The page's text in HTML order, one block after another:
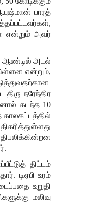
பாரத்
,
என்றும் அவர்
ஆண்டில் அடல்
என்றும்,
திரு நரேந்திர
கடந்த10
காலகட்டத்தில்
.
திட்டம்
. டிஏபி உரம்
உறுதி
மலிவு